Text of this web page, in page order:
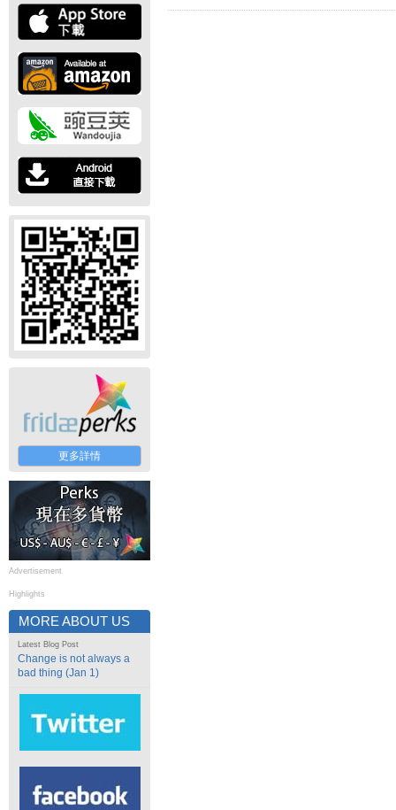
更多詳情
Advertisement
Highlights
MORE ABOUT US
Latest Blog Post
Change is not always a
bad thing (Jan 1)